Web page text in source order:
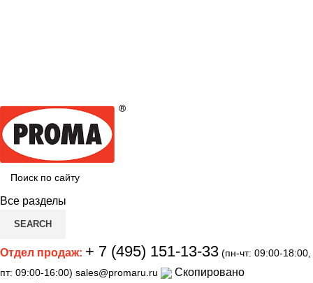
Все разделы
SEARCH
Отдел продаж: + 7 (495) 151-13-33 (пн-чт: 09:00-18:00,
пт: 09:00-16:00) sales@promaru.ru
Скопировано